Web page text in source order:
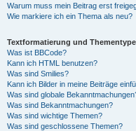
Warum muss mein Beitrag erst
Wie markiere ich ein Thema als neu?
Textformatierung und
Was ist BBCode?
Kann ich HTML benutzen?
Was sind Smilies?
Kann ich Bilder in meine Beiträge
Was sind globale
Was sind Bekanntmachungen?
Was sind wichtige Themen?
Was sind geschlossene Themen?